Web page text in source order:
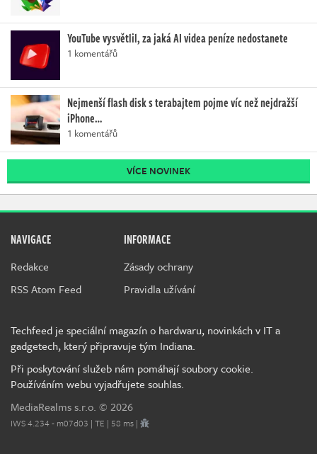
YouTube vysvětlil, za jaká AI videa peníze nedostanete
1 komentářů
Nejmenší flash disk s terabajtem pojme víc než nejdražší
iPhone…
1 komentářů
VÍCE NOVINEK
NAVIGACE
Redakce
RSS Atom Feed
INFORMACE
Zásady ochrany
Pravidla užívání
Techfeed je speciální magazín o hardwaru, novinkách v IT a
gadgetech, který připravuje tým Indiana.
Při poskytování služeb nám pomáhají soubory cookie.
Používáním webu vyjadřujete souhlas.
MediaRealms s.r.o. © 2026
IWS 4.234 - m07d03 | TE | 58 ms |